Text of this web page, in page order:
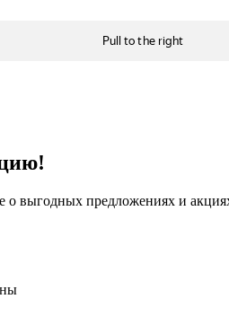
о выгодных предложениях и